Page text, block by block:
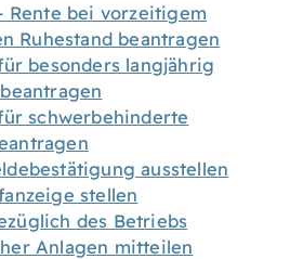
Rente bei vorzeitigem
Ruhestand beantragen
besonders langjährig
schwerbehinderte
ausstellen
stellen
des Betriebs
Anlagen mitteilen